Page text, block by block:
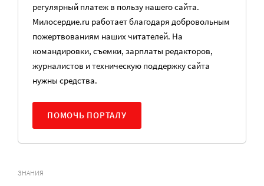
регулярный платеж в пользу нашего сайта.
Милосердие.ru работает благодаря добровольным
пожертвованиям наших читателей. На
командировки, съемки, зарплаты редакторов,
журналистов и техническую поддержку сайта
нужны средства.
ПОМОЧЬ ПОРТАЛУ
ЗНАНИЯ